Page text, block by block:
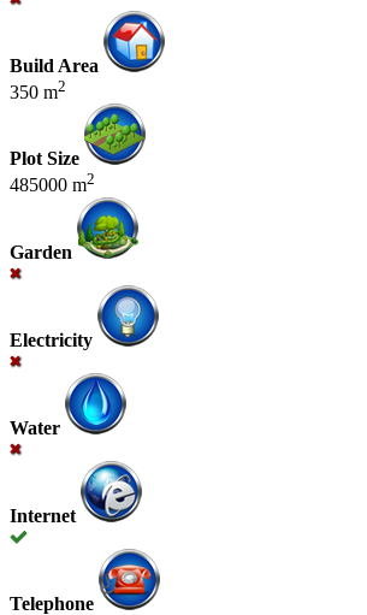
Build Area
350 m2
Plot Size
485000 m2
Garden
Electricity
Water
Internet
Telephone